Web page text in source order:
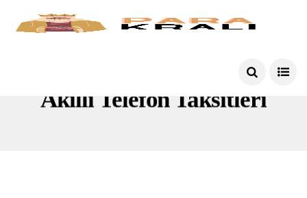
Akıllı Telefon Taksitleri